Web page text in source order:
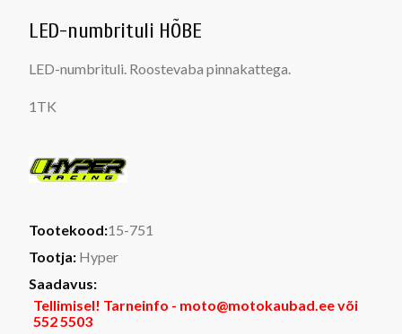
LED-numbrituli HÕBE
LED-numbrituli. Roostevaba pinnakattega.
1TK
Tootekood:15-751
Tootja: Hyper
Saadavus:
Tellimisel! Tarneinfo - moto@motokaubad.ee või
552 5503